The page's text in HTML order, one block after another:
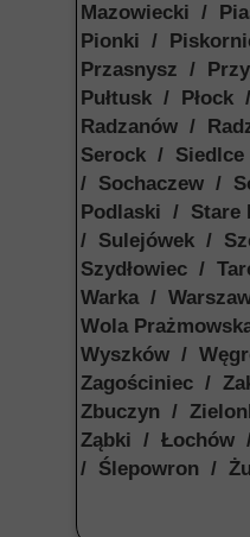
Mazowiecki /
Pionki /
Przasnysz /
Pułtusk /
Radzanów /
Serock /
/ Sochaczew /
Podlaski / Stare
/ Sulejówek /
Szydłowiec /
Warka /
Wola
Wyszków /
Zagościniec /
Zbuczyn /
Ząbki / Łochów
/ Ślepowron /